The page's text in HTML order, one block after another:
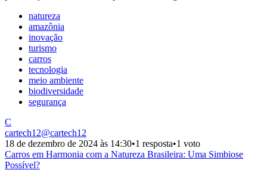
natureza
amazônia
inovação
turismo
carros
tecnologia
meio ambiente
biodiversidade
segurança
C
cartech12@cartech12
18 de dezembro de 2024 às 14:30•1 resposta•1 voto
Carros em Harmonia com a Natureza Brasileira: Uma Simbiose
Possível?